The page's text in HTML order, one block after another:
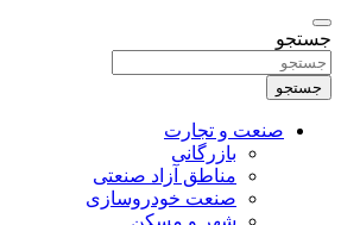
جستجو
جستجو
صنعت و تجارت
بازرگانی
مناطق آزاد صنعتی
صنعت خودروسازی
شهر و مسکن